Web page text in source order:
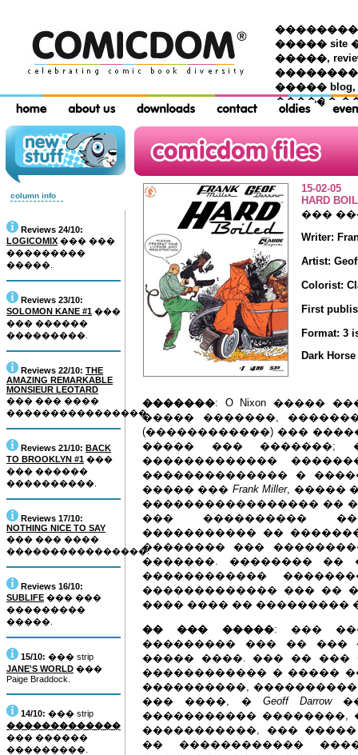
���������
����� site
�����,
����� blog,
������
column info
Reviews 24/10:
LOGICOMIX ��� ���
���������
�����.
Reviews 23/10:
SOLOMON KANE #1 ���
��� ������
���������.
Reviews 22/10: THE
AMAZING REMARKABLE
MONSIEUR LEOTARD
��� ��� ����
����������������.
Reviews 21/10: BACK
TO BROOKLYN #1 ���
��� ������
����������.
Reviews 17/10:
NOTHING NICE TO SAY
��� ��� ����
����������������.
Reviews 16/10:
SUBLIFE ��� ���
���������
�����.
15/10: ��� strip
JANE'S WORLD ���
Paige Braddock.
14/10: ��� strip
�������������
��� ������
���������.
15-02-05
HARD
���
Writer:
Artist:
Colorist:
First
Format: 3
Dark Horse
�������: O Nixon �����
����� �������,
(������������) ���
����� ��� �������;
�������������
�������������� �
����� ��� Frank Miller, �����
����������������� ��
��� ����������
����������� ��
�������� ���
�������. �������� ��
������������
������������� ��� ��
���� ���� �� ���������
�� ��� �����: ���
��������� ��� �� ���
����� ����. ��� ��
������������ � �����
����������,
��� ����, � Geoff Darrow
����������� ��������,
�����������, ���
�� ������������